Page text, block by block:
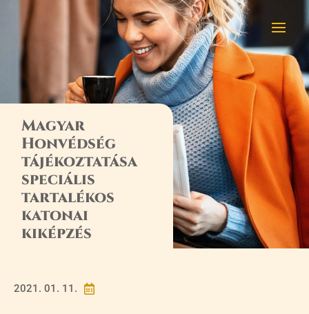
Magyar
Honvédség
tájékoztatása
speciális
tartalékos
katonai
kiképzés

2021. 01. 11.